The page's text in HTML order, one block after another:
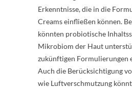
Erkenntnisse, die in die
Creams einfließen können.
könnten probiotische
Mikrobiom der Haut
zukünftigen Formulierungen
Auch die Berücksichtigung
wie Luftverschmutzung